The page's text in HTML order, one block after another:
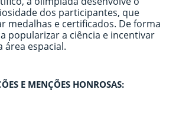
dos participantes, que
medalhas e certificados. De forma
popularizar a ciência e incentivar
área espacial.
E MENÇÕES HONROSAS: